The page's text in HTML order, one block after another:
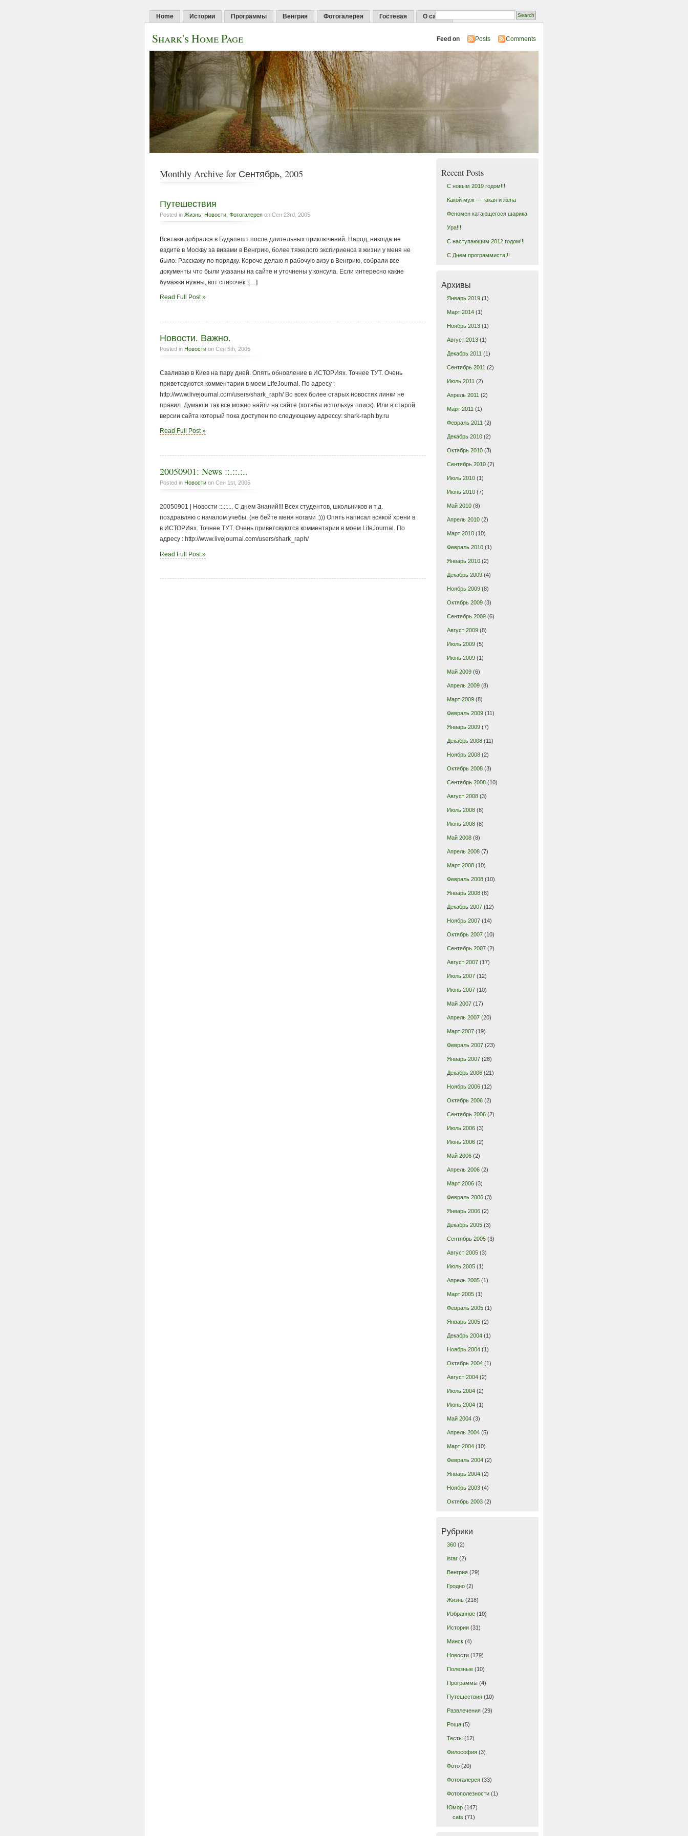
Home Истории Программы Венгрия Фотогалерея Гостевая О сайте
Shark's Home Page Feed on Posts Comments
Monthly Archive for Сентябрь, 2005
Путешествия
Posted in Жизнь, Новости, Фотогалерея on Сен 23rd, 2005
Всетаки добрался в Будапешт после длительных приключений. Народ, никогда не
ездите в Москву за визами в Венгрию, более тяжелого экспириенса в жизни у меня не
было. Расскажу по порядку. Короче делаю я рабочую визу в Венгрию, собрали все
документы что были указаны на сайте и уточнены у консула. Если интересно какие
бумажки нужны, вот списочек: […]
Read Full Post »
Новости. Важно.
Posted in Новости on Сен 5th, 2005
Сваливаю в Киев на пару дней. Опять обновление в ИСТОРИях. Точнее ТУТ. Очень
приветсвуются комментарии в моем LifeJournal. По адресу :
http://www.livejournal.com/users/shark_raph/ Во всех более старых новостях линки не
правил. Думаю и так все можно найти на сайте (хотябы используя поиск). Или в старой
версии сайта который пока доступен по следующему адрессу: shark-raph.by.ru
Read Full Post »
20050901: News ::.::.:..
Posted in Новости on Сен 1st, 2005
20050901 | Новости ::.::.:.. С днем Знаний!!! Всех студентов, школьников и т.д.
поздравляю с началом учебы. (не бейте меня ногами :))) Опять написал всякой хрени в
в ИСТОРИях. Точнее ТУТ. Очень приветсвуются комментарии в моем LifeJournal. По
адресу : http://www.livejournal.com/users/shark_raph/
Read Full Post »
Recent Posts
С новым 2019 годом!!!
Какой муж — такая и жена
Феномен катающегося шарика
Ура!!!
C наступающим 2012 годом!!!
C Днем программиста!!!
Архивы
Январь 2019(1)
Март 2014(1)
Ноябрь 2013(1)
Август 2013(1)
Декабрь 2011 (1)
Сентябрь 2011 (2)
Июль 2011 (2)
Апрель 2011 (2)
Март 2011 (1)
Февраль 2011 (2)
Декабрь 2010(2)
Октябрь 2010(3)
Сентябрь 2010(2)
Июль 2010(1)
Июнь 2010(7)
Май 2010(8)
Апрель 2010(2)
Март 2010(10)
Февраль 2010(1)
Январь 2010(2)
Декабрь 2009(4)
Ноябрь 2009(8)
Октябрь 2009(3)
Сентябрь 2009(6)
Август 2009(8)
Июль 2009(5)
Июнь 2009(1)
Май 2009(6)
Апрель 2009(8)
Март 2009(8)
Февраль 2009(11)
Январь 2009(7)
Декабрь 2008(11)
Ноябрь 2008(2)
Октябрь 2008(3)
Сентябрь 2008(10)
Август 2008(3)
Июль 2008(8)
Июнь 2008(8)
Май 2008(8)
Апрель 2008(7)
Март 2008(10)
Февраль 2008(10)
Январь 2008(8)
Декабрь 2007(12)
Ноябрь 2007(14)
Октябрь 2007(10)
Сентябрь 2007(2)
Август 2007(17)
Июль 2007(12)
Июнь 2007(10)
Май 2007(17)
Апрель 2007(20)
Март 2007(19)
Февраль 2007(23)
Январь 2007(28)
Декабрь 2006(21)
Ноябрь 2006(12)
Октябрь 2006(2)
Сентябрь 2006(2)
Июль 2006(3)
Июнь 2006(2)
Май 2006(2)
Апрель 2006(2)
Март 2006(3)
Февраль 2006(3)
Январь 2006(2)
Декабрь 2005(3)
Сентябрь 2005(3)
Август 2005(3)
Июль 2005(1)
Апрель 2005(1)
Март 2005(1)
Февраль 2005(1)
Январь 2005(2)
Декабрь 2004(1)
Ноябрь 2004(1)
Октябрь 2004(1)
Август 2004(2)
Июль 2004(2)
Июнь 2004(1)
Май 2004(3)
Апрель 2004(5)
Март 2004(10)
Февраль 2004(2)
Январь 2004(2)
Ноябрь 2003(4)
Октябрь 2003(2)
Рубрики
360(2)
istar(2)
Венгрия(29)
Гродно(2)
Жизнь(218)
Избранное(10)
Истории(31)
Минск(4)
Новости(179)
Полезные(10)
Программы(4)
Путешествия(10)
Развлечения(29)
Роща(5)
Тесты(12)
Философия(3)
Фото(20)
Фотогалерея(33)
Фотополезности(1)
Юмор(147)
cats (71)